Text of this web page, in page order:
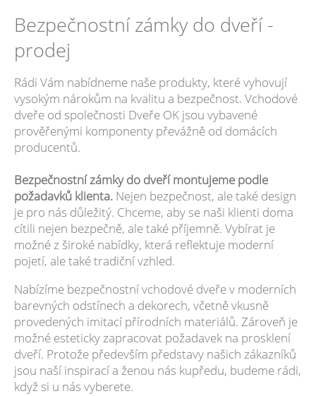
Bezpečnostní zámky do dveří -
prodej
Rádi Vám nabídneme naše produkty, které vyhovují
vysokým nárokům na kvalitu a bezpečnost. Vchodové
dveře od společnosti Dveře OK jsou vybavené
prověřenými komponenty převážně od domácích
producentů.
Bezpečnostní zámky do dveří montujeme podle
požadavků klienta. Nejen bezpečnost, ale také design
je pro nás důležitý. Chceme, aby se naši klienti doma
cítili nejen bezpečně, ale také příjemně. Vybírat je
možné z široké nabídky, která reflektuje moderní
pojetí, ale také tradiční vzhled.
Nabízíme bezpečnostní vchodové dveře v moderních
barevných odstínech a dekorech, včetně vkusně
provedených imitací přírodních materiálů. Zároveň je
možné esteticky zapracovat požadavek na prosklení
dveří. Protože především představy našich zákazníků
jsou naší inspirací a ženou nás kupředu, budeme rádi,
když si u nás vyberete.